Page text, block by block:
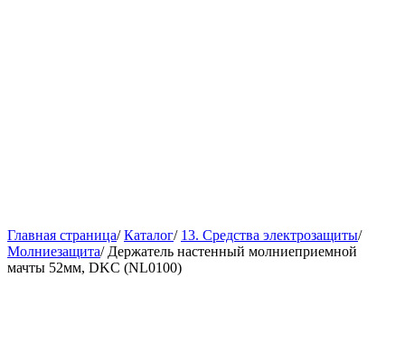
Главная страница/ Каталог/ 13. Средства электрозащиты/
Молниезащита/ Держатель настенный молниеприемной
мачты 52мм, DKC (NL0100)